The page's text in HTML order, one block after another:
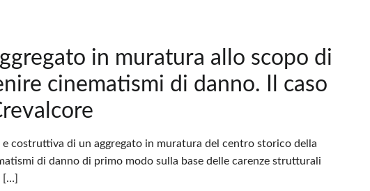
in muratura allo scopo di
cinematismi di danno. Il caso
costruttiva di un aggregato in muratura del centro storico della
di danno di primo modo sulla base delle carenze strutturali
[…]